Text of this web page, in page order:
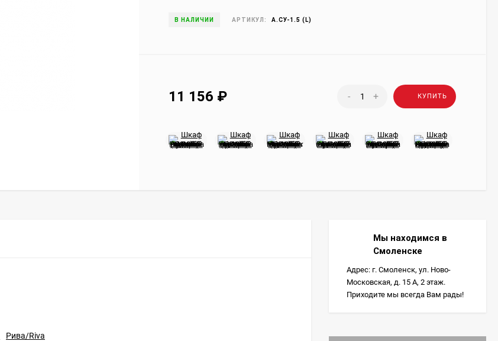
В НАЛИЧИИ АРТИКУЛ: А.СУ-1.5 (L)
11 156 ₽ - + КУПИТЬ
Рива/Riva
Мы находимся в
Смоленске
Адрес: г. Смоленск, ул. Ново-
Московская, д. 15 А, 2 этаж.
Приходите мы всегда Вам рады!